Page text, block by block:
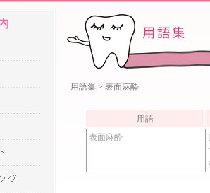
用語集 > 表面麻酔
用語
表面麻酔